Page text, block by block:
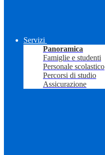
Servizi
Panoramica
Famiglie e studenti
Personale scolastico
Percorsi di studio
Assicurazione